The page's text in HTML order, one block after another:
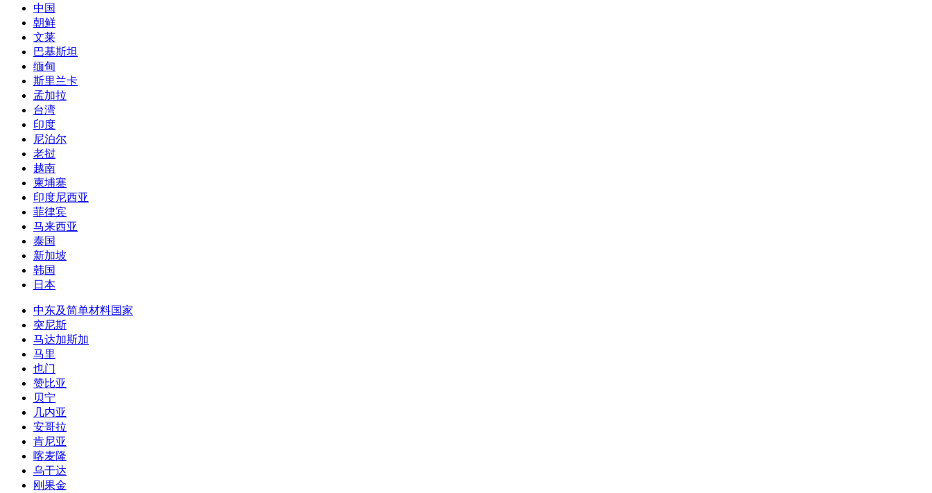
中国
朝鲜
文莱
巴基斯坦
缅甸
斯里兰卡
孟加拉
台湾
印度
尼泊尔
老挝
越南
柬埔寨
印度尼西亚
菲律宾
马来西亚
泰国
新加坡
韩国
日本
中东及简单材料国家
突尼斯
马达加斯加
马里
也门
赞比亚
贝宁
几内亚
安哥拉
肯尼亚
喀麦隆
乌干达
刚果金